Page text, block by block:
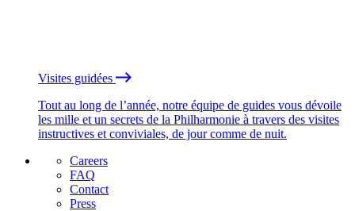
Visites guidées
Tout au long de l’année, notre équipe de guides vous dévoile
les mille et un secrets de la Philharmonie à travers des visites
instructives et conviviales, de jour comme de nuit.
Careers
FAQ
Contact
Press